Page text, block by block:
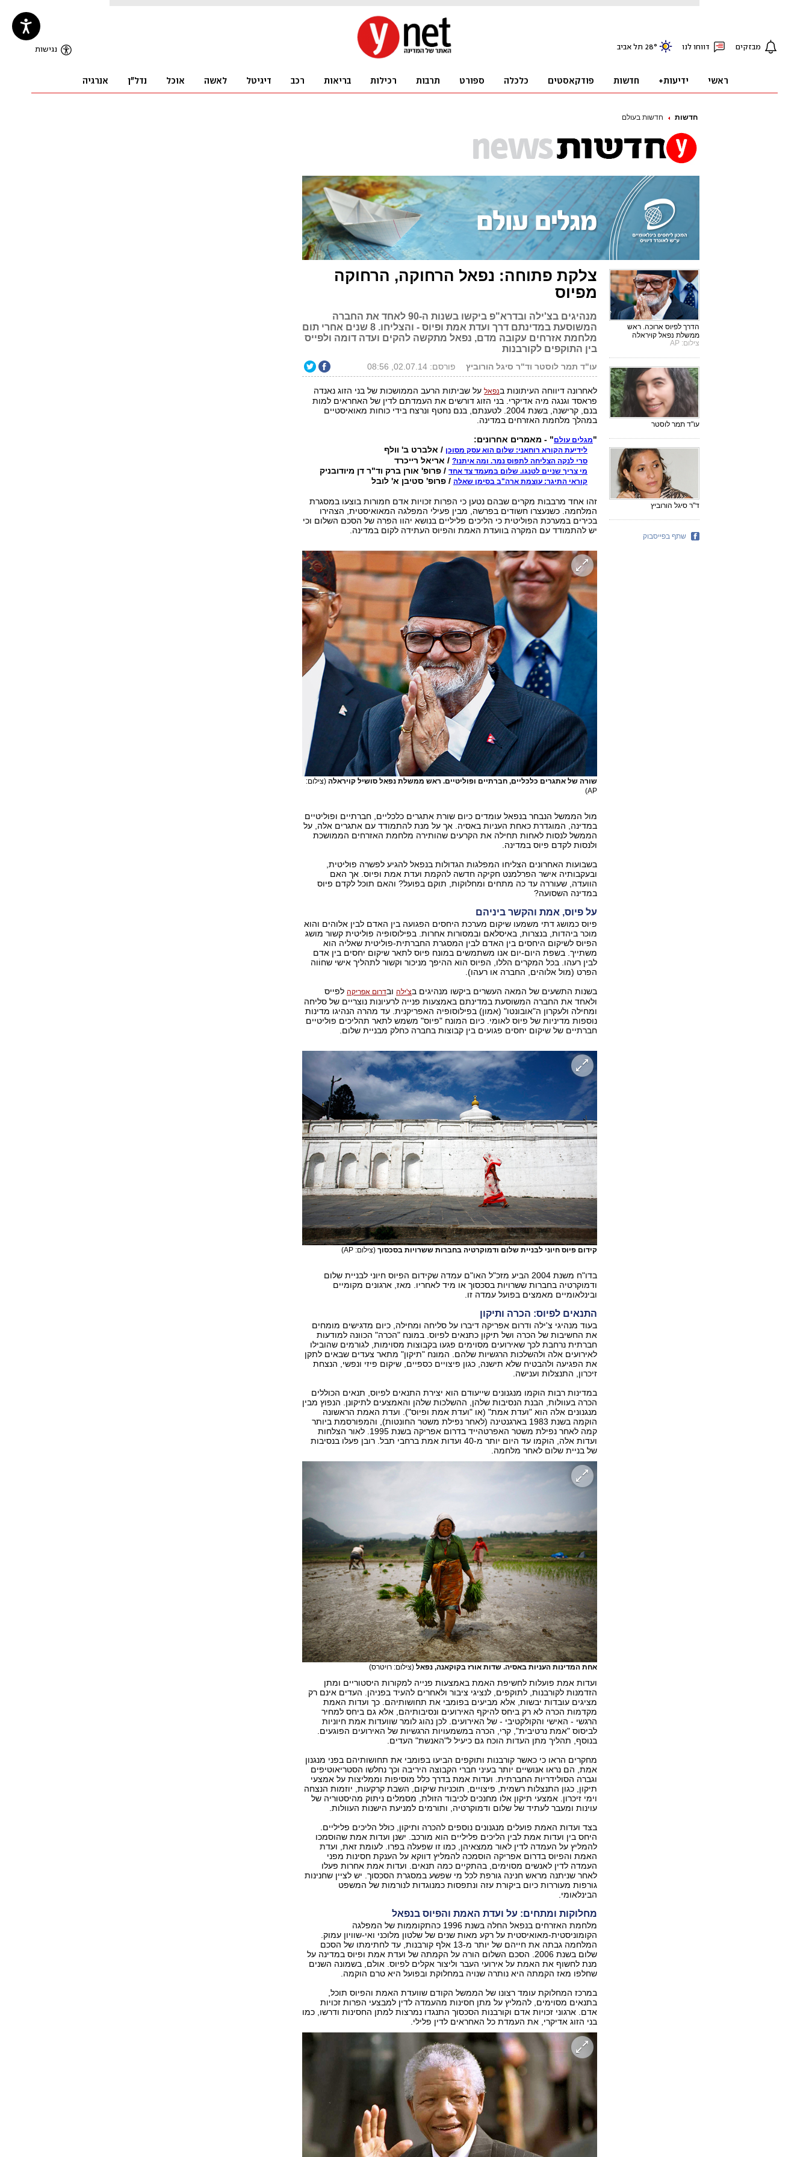
חדשות חדשות בעולם
צלקת פתוחה: נפאל הרחוקה, הרחוקה
מפיוס
מנהיגים בצ'ילה ובדרא"פ ביקשו בשנות ה-90 לאחד את החברה
המשוסעת במדינתם דרך ועדת אמת ופיוס - והצליחו. 8 שנים אחרי תום
מלחמת אזרחים עקובה מדם, נפאל מתקשה להקים ועדה דומה ולפייס
בין התוקפים לקורבנות
עו"ד תמר לוסטר וד"ר סיגל הורוביץ פורסם: 02.07.14, 08:56
לאחרונה דיווחה העיתונות בנפאלעל שביתות הרעב הממושכות של בני הזוג נאנדה
פראסד וגנגה מיה אדיקרי. בני הזוג דורשים את העמדתם לדין של האחראים למות
בנם, קרישנה, בשנת 2004. לטענתם, בנם נחטף ונרצח בידי כוחות מאואיסטיים
במהלך מלחמת האזרחים במדינה.
"מגלים עולם" - מאמרים אחרונים:
לידיעת הקורא רוחאני: שלום הוא עסק מסוכן / אלברט ב' וולף
סרי לנקה הצליחה לתפוס נמר. ומה איתנו?/ אריאל רייכרד
מי צריך שניים לטנגו. שלום במעמד צד אחד/ פרופ' אורן ברק וד"ר דן מיודובניק
קוראי התיגר: עוצמת ארה"ב בסימן שאלה/ פרופ' סטיבן א' לובל
זהו אחד מרבבות מקרים שבהם נטען כי הפרות זכויות אדם חמורות בוצעו במסגרת
המלחמה. כשנעצרו חשודים בפרשה, מבין פעילי המפלגה המאואיסטית, הצהירו
בכירים במערכת הפוליטית כי הליכים פליליים בנושא יהוו הפרה של הסכם השלום וכי
יש להתמודד עם המקרה בוועדת האמת והפיוס העתידה לקום במדינה.
שורה של אתגרים כלכליים, חברתיים ופוליטיים. ראש ממשלת נפאל סושיל קויראלה (צילום:
AP)
מול הממשל הנבחר בנפאל עומדים כיום שורת אתגרים כלכליים, חברתיים ופוליטיים
במדינה, המוגדרת כאחת העניות באסיה. אך על מנת להתמודד עם אתגרים אלה, על
הממשל לנסות לאחות תחילה את הקרעים שהותירה מלחמת האזרחים הממושכת
ולנסות לקדם פיוס במדינה.
בשבועות האחרונים הצליחו המפלגות הגדולות בנפאל להגיע לפשרה פוליטית,
ובעקבותיה אישר הפרלמנט חקיקה חדשה להקמת ועדת אמת ופיוס. אך האם
הוועדה, שעוררה עד כה מתחים ומחלוקות, תוקם בפועל? והאם תוכל לקדם פיוס
במדינה השסועה?
על פיוס, אמת והקשר ביניהם
פיוס כמושג דתי משמעו שיקום מערכת היחסים הפגועה בין האדם לבין אלוהים והוא
מוכר ביהדות, בנצרות, באיסלאם ובמסורות אחרות. בפילוסופיה פוליטית קשור מושג
הפיוס לשיקום היחסים בין האדם לבין המסגרת החברתית-פוליטית שאליה הוא
משתייך. בשפת היום-יום אנו משתמשים במונח פיוס לתאר שיקום יחסים בין אדם
לבין רעהו. בכל המקרים הללו, הפיוס הוא ההיפך מניכור וקשור לתהליך אישי שחוֹוה
הפרט (מול אלוהים, החברה או רעהו).
בשנות התשעים של המאה העשרים ביקשו מנהיגים בצ'ילהובדרום אפריקהלפייס
ולאחד את החברה המשוסעת במדינתם באמצעות פנייה לרעיונות נוצריים של סליחה
ומחילה ולעקרון ה"אובונטו" (אמון) בפילוסופיה האפריקנית. עד מהרה הנהיגו מדינות
נוספות מדיניות של פיוס לאומי. כיום המונח "פיוס" משמש לתאר תהליכים פוליטיים
חברתיים של שיקום יחסים פגועים בין קבוצות בחברה כחלק מבניית שלום.
קידום פיוס חיוני לבניית שלום ודמוקרטיה בחברות ששרויות בסכסוך (צילום: AP)
בדו"ח משנת 2004 הביע מזכ"ל האו"ם עמדה שקידום הפיוס חיוני לבניית שלום
ודמוקרטיה בחברות ששרויות בסכסוך או מיד לאחריו. מאז, ארגונים מקומיים
ובינלאומיים מאמצים בפועל עמדה זו.
התנאים לפיוס: הכרה ותיקון
בעוד מנהיגי צ'ילה ודרום אפריקה דיברו על סליחה ומחילה, כיום מדגישים מומחים
את החשיבות של הכרה ושל תיקון כתנאים לפיוס. במונח "הכרה" הכוונה למודעות
חברתית נרחבת לכך שאירועים מסוימים פגעו בקבוצות מסוימות, לגורמים שהובילו
לאירועים אלה ולהשלכות הרגשיות שלהם. המונח "תיקון" מתאר צעדים שבאים לתקן
את הפגיעה ולהבטיח שלא תישנה, כגון פיצויים כספיים, שיקום פיזי ונפשי, הנצחת
זיכרון, התנצלות וענישה.
במדינות רבות הוקמו מנגנונים שייעודם הוא יצירת התנאים לפיוס, תנאים הכוללים
הכרה בעוולות, הבנת הנסיבות שלהן, ההשלכות שלהן והאמצעים לתיקונן. הנפוץ מבין
מנגנונים אלה הוא "ועדת אמת" (או "ועדת אמת ופיוס"). ועדת האמת הראשונה
הוקמה בשנת 1983 בארגנטינה (לאחר נפילת משטר החונטות), והמפורסמת ביותר
קמה לאחר נפילת משטר האפרטהייד בדרום אפריקה בשנת 1995. לאור הצלחות
ועדות אלה, הוקמו עד היום יותר מ-40 ועדות אמת ברחבי תבל. רובן פעלו בנסיבות
של בניית שלום לאחר מלחמה.
אחת המדינות העניות באסיה. שדות אורז בקוקאנה, נפאל (צילום: רויטרס)
ועדות אמת פועלות לחשיפת האמת באמצעות פנייה למקורות היסטוריים ומתן
הזדמנות לקורבנות, לתוקפים, לנציגי ציבור ולאחרים להעיד בפניהן. העדים אינם רק
מציגים עובדות יבשות, אלא מביעים בפומבי את תחושותיהם. כך ועדות האמת
מקדמות הכרה לא רק ביחס להיקף האירועים ונסיבותיהם, אלא גם ביחס למחיר
הרגשי - האישי והקולקטיבי - של האירועים. לכן נהוג לומר שוועדות אמת חיוניות
לביסוס "אמת נרטיבית", קרי, הכרה במשמעויות הרגשיות של האירועים הפוגעים.
בנוסף, תהליך מתן העדות הוכח גם כיעיל ל"האנשת" העדים.
מחקרים הראו כי כאשר קורבנות ותוקפים הביעו בפומבי את תחושותיהם בפני מנגנון
אמת, הם נראו אנושיים יותר בעיני חברי הקבוצה היריבה וכך נחלשו הסטריאוטיפים
וגברה הסולידריות החברתית. ועדות אמת בדרך כלל מוסיפות וממליצות על אמצעי
תיקון, כגון התנצלות רשמית, פיצויים, תוכניות שיקום, השבת קרקעות, יוזמות הנצחה
וימי זיכרון. אמצעי תיקון אלו מחנכים לכיבוד הזולת, מסמלים ניתוק מהיסטוריה של
עוינות ומעבר לעתיד של שלום ודמוקרטיה, ותורמים למניעת הישנות העוולות.
בצד ועדות האמת פועלים מנגנונים נוספים להכרה ותיקון, כולל הליכים פליליים.
היחס בין ועדות אמת לבין הליכים פליליים הוא מורכב. ישנן ועדות אמת שהוסמכו
להמליץ על העמדה לדין לאור ממצאיהן, כמו זו שפעלה בפרו. לעומת זאת, ועדת
האמת והפיוס בדרום אפריקה הוסמכה להמליץ דווקא על הענקת חסינות מפני
העמדה לדין לאנשים מסוימים, בהתקיים כמה תנאים. ועדות אמת אחרות פעלו
לאחר שניתנה מראש חנינה גורפת לכל מי שפשע במסגרת הסכסוך. יש לציין שחנינות
גורפות מעוררות כיום ביקורת עזה ונתפסות כמנוגדות לנורמות של המשפט
הבינלאומי.
מחלוקות ומתחים: על ועדת האמת והפיוס בנפאל
מלחמת האזרחים בנפאל החלה בשנת 1996 כהתקוממות של המפלגה
הקומוניסטית-מאואיסטית על רקע מאות שנים של שלטון מלוכני ואי-שוויון עמוק.
המלחמה גבתה את חייהם של יותר מ-13 אלף קורבנות, עד לחתימתו של הסכם
שלום בשנת 2006. הסכם השלום הורה על הקמתה של ועדת אמת ופיוס במדינה על
מנת לחשוף את האמת על אירועי העבר וליצור אקלים לפיוס. אולם, בשמונה השנים
שחלפו מאז הקמתה היא נותרה שנויה במחלוקת ובפועל היא טרם הוקמה.
במרכז המחלוקת עומד רצונו של הממשל הקודם שוועדת האמת והפיוס תוכל,
בתנאים מסוימים, להמליץ על מתן חסינות מהעמדה לדין למבצעי הפרות זכויות
אדם. ארגוני זכויות אדם וקורבנות הסכסוך התנגדו נמרצות למתן החסינות ודרשו, כמו
בני הזוג אדיקרי, את העמדת כל האחראים לדין פלילי.
הדרך לפיוס ארוכה. ראש
ממשלת נפאל קויראלה
צילום: AP
עו"ד תמר לוסטר
ד"ר סיגל הורוביץ
שתף בפייסבוק